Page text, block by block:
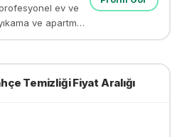
ev ve
ve apartman
8 yıllık deneyim.
TemizliğiFiyat Aralığı